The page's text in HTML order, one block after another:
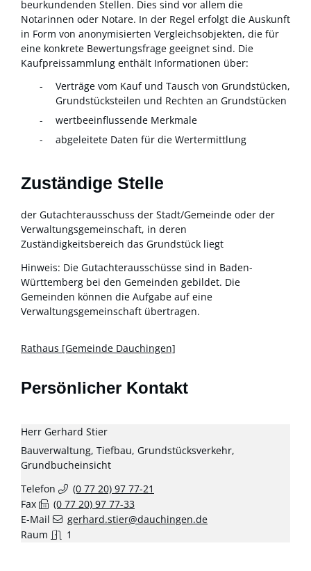
beurkundenden Stellen. Dies sind vor allem die
Notarinnen oder Notare. In der Regel erfolgt die Auskunft
in Form von anonymisierten Vergleichsobjekten, die für
eine konkrete Bewertungsfrage geeignet sind. Die
Kaufpreissammlung enthält Informationen über:
Verträge vom Kauf und Tausch von Grundstücken,
Grundstücksteilen und Rechten an Grundstücken
wertbeeinflussende Merkmale
abgeleitete Daten für die Wertermittlung
Zuständige Stelle
der Gutachterausschuss der Stadt/Gemeinde oder der
Verwaltungsgemeinschaft, in deren
Zuständigkeitsbereich das Grundstück liegt
Hinweis: Die Gutachterausschüsse sind in Baden-
Württemberg bei den Gemeinden gebildet. Die
Gemeinden können die Aufgabe auf eine
Verwaltungsgemeinschaft übertragen.
Rathaus [Gemeinde Dauchingen]
Persönlicher Kontakt
Herr Gerhard Stier
Bauverwaltung, Tiefbau, Grundstücksverkehr,
Grundbucheinsicht
Telefon
(0 77 20) 97 77-21
Fax
(0 77 20) 97 77-33
E-Mail
gerhard.stier@dauchingen.de
Raum
1